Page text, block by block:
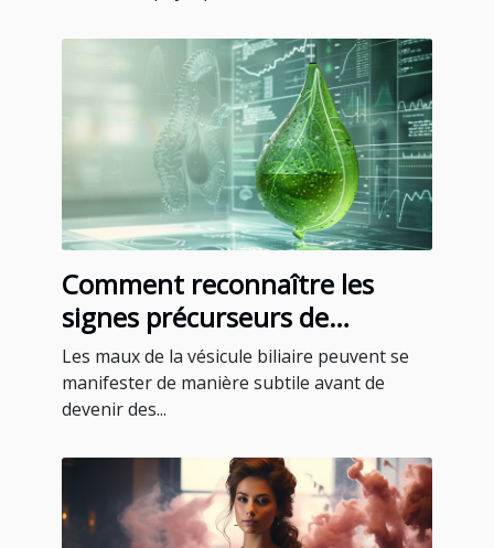
Comment reconnaître les
signes précurseurs de
problèmes de vésicule biliaire
Les maux de la vésicule biliaire peuvent se
manifester de manière subtile avant de
devenir des...